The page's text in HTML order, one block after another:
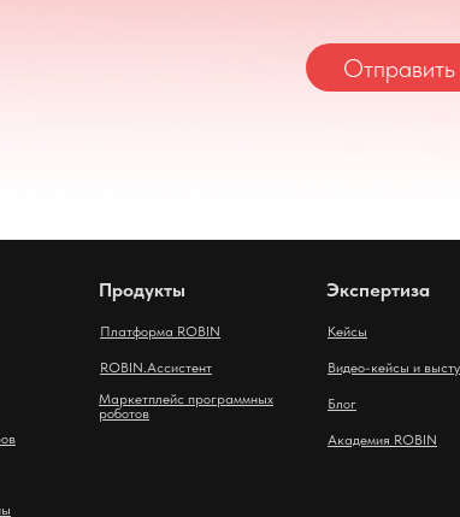
Отправить
Экспертиза
Кейсы
Видео-кейсы и
Блог
Академия ROBIN
Продукты
Платформа ROBIN
Маркетплейс программных
роботов
ROBIN.Ассистент